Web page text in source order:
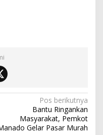
Pos berikutnya
Bantu Ringankan
Masyarakat, Pemkot
Gelar Pasar Murah